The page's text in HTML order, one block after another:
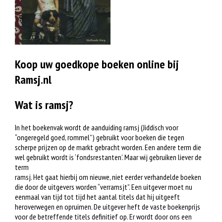
Koop uw goedkope boeken online bij
Ramsj.nl
Wat is ramsj?
In het boekenvak wordt de aanduiding ramsj (Jiddisch voor
“ongeregeld goed, rommel”) gebruikt voor boeken die tegen
scherpe prijzen op de markt gebracht worden. Een andere term die
wel gebruikt wordt is ‘fondsrestanten’. Maar wij gebruiken liever de
term
ramsj. Het gaat hierbij om nieuwe, niet eerder verhandelde boeken
die door de uitgevers worden “verramsjt”. Een uitgever moet nu
eenmaal van tijd tot tijd het aantal titels dat hij uitgeeft
heroverwegen en opruimen. De uitgever heft de vaste boekenprijs
voor de betreffende titels definitief op. Er wordt door ons een